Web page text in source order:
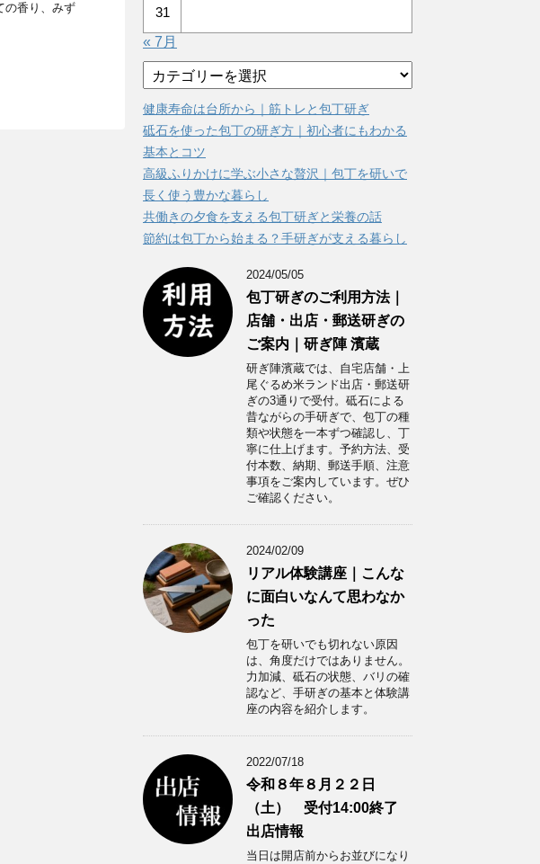
の香り、みず
31
« 7月
テ
ゴ
リ
ー
健康寿命は台所から｜筋トレと包丁研ぎ
砥石を使った包丁の研ぎ方｜初心者にもわかる
基本とコツ
高級ふりかけに学ぶ小さな贅沢｜包丁を研いで
長く使う豊かな暮らし
共働きの夕食を支える包丁研ぎと栄養の話
節約は包丁から始まる？手研ぎが支える暮らし
2024/05/05
包丁研ぎのご利用方法｜
店舗・出店・郵送研ぎの
ご案内｜研ぎ陣 濱蔵
研ぎ陣濱蔵では、自宅店舗・上
尾ぐるめ米ランド出店・郵送研
ぎの3通りで受付。砥石による
昔ながらの手研ぎで、包丁の種
類や状態を一本ずつ確認し、丁
寧に仕上げます。予約方法、受
付本数、納期、郵送手順、注意
事項をご案内しています。ぜひ
ご確認ください。
2024/02/09
リアル体験講座｜こんな
に面白いなんて思わなか
った
包丁を研いでも切れない原因
は、角度だけではありません。
力加減、砥石の状態、バリの確
認など、手研ぎの基本と体験講
座の内容を紹介します。
2022/07/18
令和８年８月２２日
（土） 受付14:00終了
出店情報
当日は開店前からお並びになり